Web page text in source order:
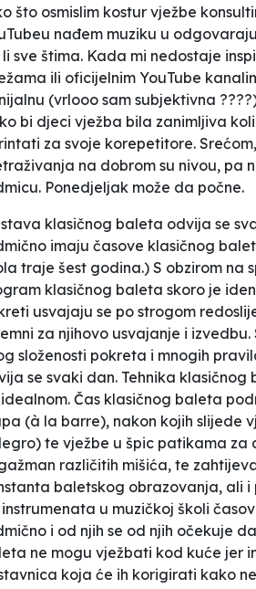
što osmislim kostur vježbe
nađem muziku u
sve štima. Kada mi nedostaje
ili oficijelnim YouTube
(vrlooo sam subjektivna
bi djeci vježba bila zanimljiva
za svoje korepetitore.
na dobrom su nivou, pa
Ponedjeljak može da počne.
klasičnog baleta odvija se
imaju časove klasičnog
traje šest godina.) S obzirom na
klasičnog baleta skoro je
usvajaju se po strogom
za njihovo usvajanje i
složenosti pokreta i mnogih
se svaki dan. Tehnika
Čas klasičnog baleta
(à la barre), nakon kojih slijede
te vježbe u špic patikama za
različitih mišića, te
baletskog obrazovanja, ali
u muzičkoj školi
i od njih se od njih očekuje
ne mogu vježbati kod kuće jer
koja će ih korigirati kako